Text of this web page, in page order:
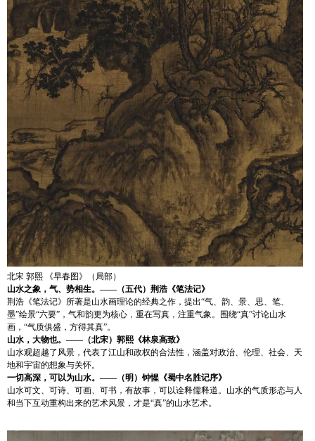
北宋 郭熙 《早春图》（局部）
山水之象，气、势相生。——（五代）荆浩《笔法记》
荆浩《笔法记》所著是山水画理论的经典之作，提出“气、韵、景、思、笔、
墨”绘景“六要”，气和韵更为核心，重在写真，注重气象。围绕“真”讨论山水
画，“气质俱盛，方得其真”。
山水，大物也。——（北宋）郭熙《林泉高致》
山水观超越了风景，代表了江山和政权的合法性，涵盖对政治、伦理、社会、天
地和宇宙的想象与关怀。
一切高深，可以为山水。——（明）钟惺《蜀中名胜记序》
山水可文、可诗、可画、可书，有故事，可以诠释儒释道。山水的气质形态与人
和当下互动重构出来的艺术风景，才是“真”的山水艺术。